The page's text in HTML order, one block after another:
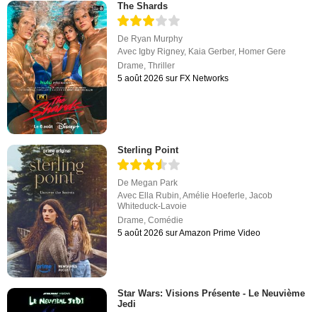
The Shards
De Ryan Murphy
Avec Igby Rigney, Kaia Gerber, Homer Gere
Drame,Thriller
5 août 2026 sur FX Networks
Sterling Point
De Megan Park
Avec Ella Rubin ,Amélie Hoeferle ,Jacob
Whiteduck-Lavoie
Drame ,Comédie
5 août 2026 sur Amazon Prime Video
Star Wars: Visions Présente - Le Neuvième
Jedi